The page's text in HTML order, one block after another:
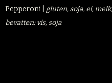
Pepperoni | gluten, soja, ei,
bevatten: vis, soja